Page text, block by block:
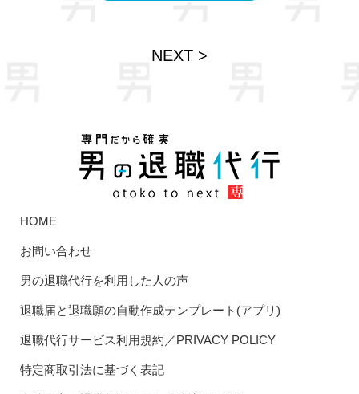
NEXT >
HOME
お問い合わせ
男の退職代行を利用した人の声
退職届と退職願の自動作成テンプレート(アプリ)
退職代行サービス利用規約／PRIVACY POLICY
特定商取引法に基づく表記